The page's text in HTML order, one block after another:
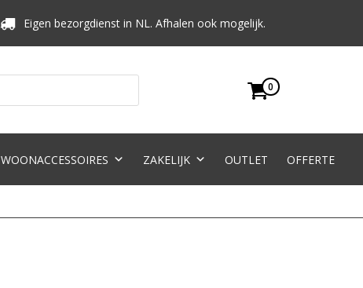
Eigen bezorgdienst in NL. Afhalen ook mogelijk.
0
WOONACCESSOIRES ZAKELIJK OUTLET OFFERTE